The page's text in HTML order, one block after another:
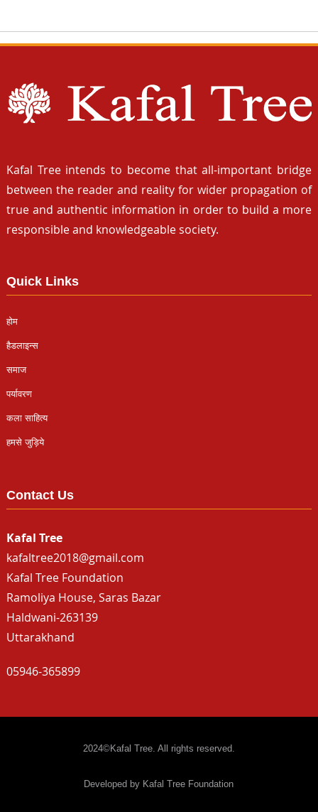
Kafal Tree intends to become that all-important bridge
between the reader and reality for wider propagation of
true and authentic information in order to build a more
responsible and knowledgeable society.
Quick Links
होम
हैडलाइन्स
समाज
पर्यावरण
कला साहित्य
हमसे जुड़िये
Contact Us
Kafal Tree
kafaltree2018@gmail.com
Kafal Tree Foundation
Ramoliya House, Saras Bazar
Haldwani-263139
Uttarakhand
05946-365899
2024©Kafal Tree. All rights reserved.
Developed by Kafal Tree Foundation